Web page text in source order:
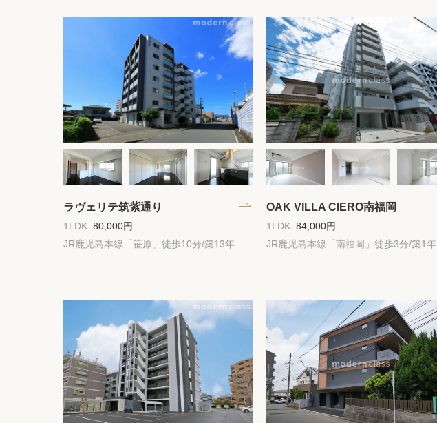
ラヴェリテ筑紫通り
1LDK 80,000円
JR鹿児島本線「笹原」徒歩10分/築13年
OAK VILLA CIERO南福岡
1LDK 84,000円
JR鹿児島本線「南福岡」徒歩3分/築1年